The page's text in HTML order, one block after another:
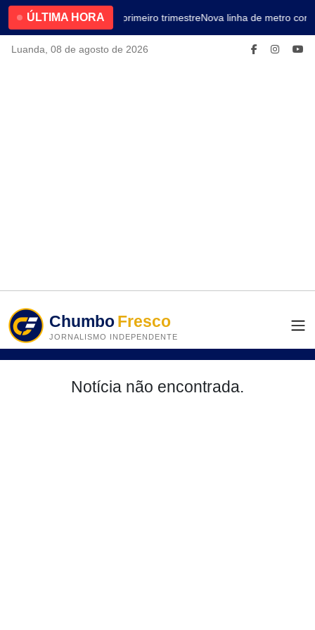
ÚLTIMA HORA4.2% no primeiro trimestreNova linha de metro
Luanda, 08 de agosto de 2026
ChumboFresco
JORNALISMO INDEPENDENTE
Notícia não encontrada.